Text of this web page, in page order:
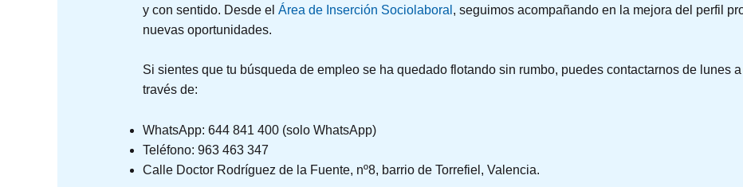
y con sentido. Desde el Área de Inserción Sociolaboral , seguimos acompañando en la mejora del perfil
nuevas oportunidades.
Si sientes que tu búsqueda de empleo se ha quedado flotando sin rumbo, puedes contactarnos de lunes
través de:
WhatsApp: 644 841 400 (solo WhatsApp)
Teléfono: 963 463 347
Calle Doctor Rodríguez de la Fuente, nº8, barrio de Torrefiel, Valencia.